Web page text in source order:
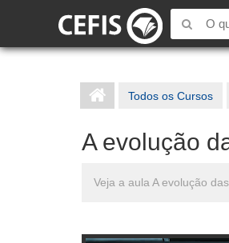
Todos os Cursos
A evolução
Veja a aula A evolução